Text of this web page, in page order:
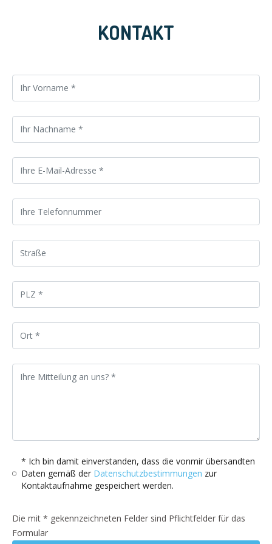
KONTAKT
* Ich bin damit einverstanden, dass die vonmir übersandten
Daten gemäß der Datenschutzbestimmungen zur
Kontaktaufnahme gespeichert werden.
Die mit * gekennzeichneten Felder sind Pflichtfelder für das
Formular